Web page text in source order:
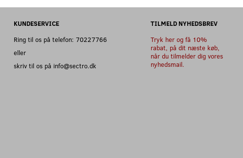
KUNDESERVICE
Ring til os på telefon: 70227766
eller
skriv til os på info@sectro.dk
TILMELD NYHEDSBREV
Tryk her og få 10%
rabat, på dit næste køb,
når du tilmelder dig vores
nyhedsmail.